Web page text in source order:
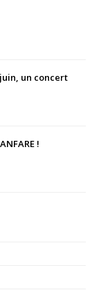
un concert
!